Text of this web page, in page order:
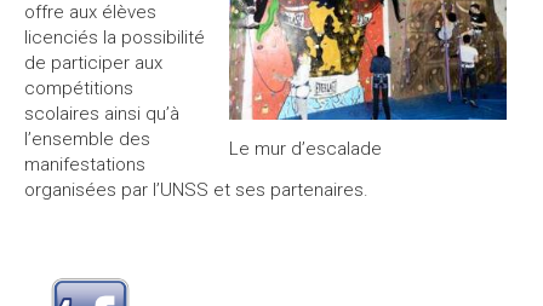
Le mur d’escalade
offre aux élèves
licenciés la possibilité
de participer aux
compétitions
scolaires ainsi qu’à
l’ensemble des
manifestations
organisées par l’UNSS et ses partenaires.